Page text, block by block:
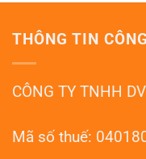
THÔNG TIN
CÔNG TY TNHH
Mã số thuế: